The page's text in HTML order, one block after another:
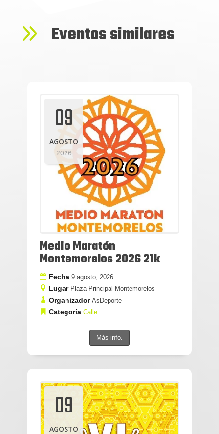
9 Eventos similares
09
AGOSTO
2026
Medio Maratón
Montemorelos 2026 21k
Fecha 9 agosto, 2026
Lugar Plaza Principal Montemorelos
Organizador AsDeporte
Categoría Calle
Más info.
09
AGOSTO